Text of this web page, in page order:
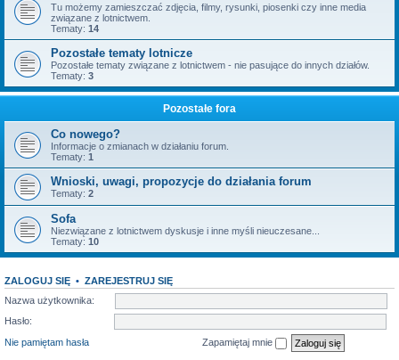
Tu możemy zamieszczać zdjęcia, filmy, rysunki, piosenki czy inne media
związane z lotnictwem.
Tematy: 14
Pozostałe tematy lotnicze
Pozostałe tematy związane z lotnictwem - nie pasujące do innych działów.
Tematy: 3
Pozostałe fora
Co nowego?
Informacje o zmianach w działaniu forum.
Tematy: 1
Wnioski, uwagi, propozycje do działania forum
Tematy: 2
Sofa
Niezwiązane z lotnictwem dyskusje i inne myśli nieuczesane...
Tematy: 10
ZALOGUJ SIĘ • ZAREJESTRUJ SIĘ
Nazwa użytkownika:
Hasło:
Nie pamiętam hasła
Zapamiętaj mnie